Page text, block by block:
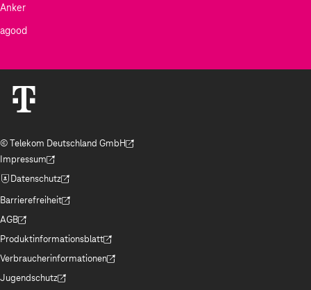
Anker
agood
© Telekom Deutschland GmbH
(Der Link wird in einem neuen Tab geöffnet)
Impressum
(Der Link wird in einem neuen Tab geöffnet)
Datenschutz
(Der Link wird in einem neuen Tab geöffnet)
Barrierefreiheit
(Der Link wird in einem neuen Tab geöffnet)
AGB
(Der Link wird in einem neuen Tab geöffnet)
Produktinformationsblatt
(Der Link wird in einem neuen Tab geöffnet)
Verbraucherinformationen
(Der Link wird in einem neuen Tab geöffnet)
Jugendschutz
(Der Link wird in einem neuen Tab geöffnet)